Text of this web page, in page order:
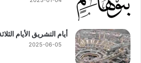
أيام التشريق الأيام
2025-06-05